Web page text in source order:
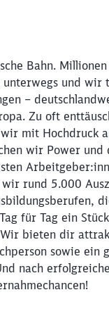
Bahn. Millionen
unterwegs und wir
–
Zu oft
mit Hochdruck
wir Power und
wir rund 5.000
für Tag ein
bieten dir
sowie ein
nach